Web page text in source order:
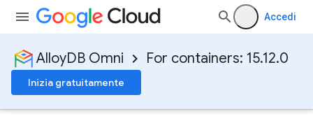
Accedi
AlloyDB Omni For containers: 15.12.0
Inizia gratuitamente